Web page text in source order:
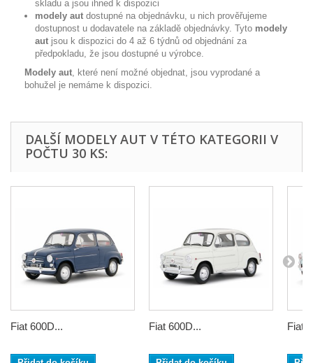
skladu a jsou ihned k dispozici
modely aut dostupné na objednávku, u nich prověřujeme
dostupnost u dodavatele na základě objednávky. Tyto modely
aut jsou k dispozici do 4 až 6 týdnů od objednání za
předpokladu, že jsou dostupné u výrobce.
Modely aut, které není možné objednat, jsou vyprodané a
bohužel je nemáme k dispozici.
DALŠÍ MODELY AUT V TÉTO KATEGORII V
POČTU 30 KS:
Fiat 600D... Fiat 600D... Fiat